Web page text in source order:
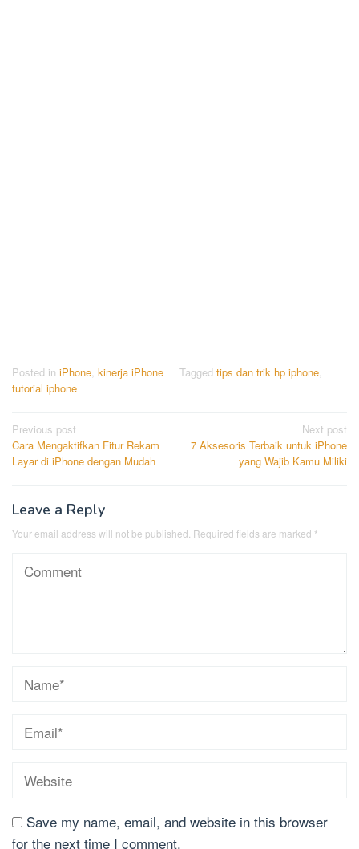
Posted in iPhone, kinerja iPhone Tagged tips dan trik hp iphone,
tutorial iphone
Post
navigation
Previous post
Cara Mengaktifkan Fitur Rekam
Layar di iPhone dengan Mudah
Next post
7 Aksesoris Terbaik untuk iPhone
yang Wajib Kamu Miliki
Leave a Reply
Your email address will not be published. Required fields are marked *
Save my name, email, and website in this browser
for the next time I comment.